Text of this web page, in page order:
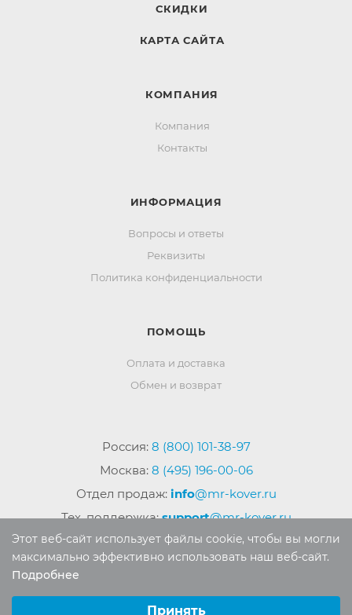
СКИДКИ
КАРТА САЙТА
КОМПАНИЯ
Компания
Контакты
ИНФОРМАЦИЯ
Вопросы и ответы
Реквизиты
Политика конфиденциальности
ПОМОЩЬ
Оплата и доставка
Обмен и возврат
Россия: 8 (800) 101-38-97
Москва: 8 (495) 196-00-06
Отдел продаж: info@mr-kover.ru
Тех. поддержка:support@mr-kover.ru
Этот веб-сайт использует файлы cookie, чтобы вы могли
максимально эффективно использовать наш веб-сайт.
Подробнее
Принять